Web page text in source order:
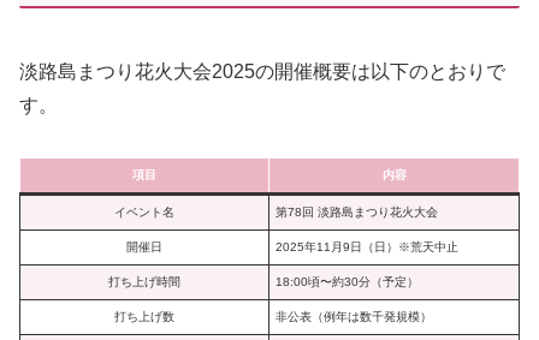
淡路島まつり花火大会2025の開催概要は以下のとおりで
す。
項目 内容
イベント名 第78回 淡路島まつり花火大会
開催日 2025年11月9日（日）※荒天中止
打ち上げ時間 18:00頃〜約30分（予定）
打ち上げ数 非公表（例年は数千発規模）